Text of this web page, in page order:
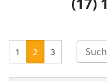
1 2 3